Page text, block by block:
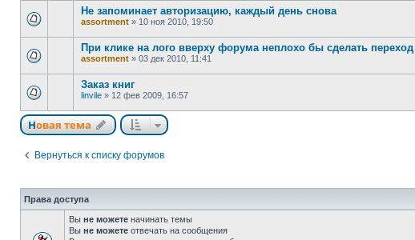
Не запоминает авторизацию, каждый день снова
assortment » 10 ноя 2010, 19:50
При клике на лого вверху форума неплохо бы сделать переход
assortment » 03 дек 2010, 11:41
Заказ книг
linvile » 12 фев 2009, 16:57
Новая тема
Вернуться к списку форумов
Права доступа
Вы не можете начинать темы
Вы не можете отвечать на сообщения